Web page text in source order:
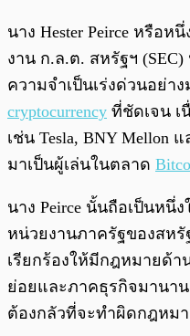
นาง Hester Peirce หรือ
งาน ก.ล.ต. สหรัฐฯ
ความจำเป็นเร่งด่วนอย่า
cryptocurrency ที่ชัดเจน เ
เช่น Tesla, BNY Mellon
มาเป็นผู้เล่นในตลาด
นาง Peirce นั้นถือเป็นหนึ่
หน่วยงานภาครัฐของสหรั
เรียกร้องให้มีกฎหมายด้
ย่อยและภาคธุรกิจมานา
ต้องกลัวที่จะทำผิดกฎหม